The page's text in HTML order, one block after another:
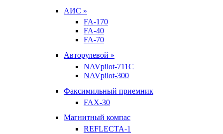
АИС »
FA-170
FA-40
FA-70
Авторулевой »
NAVpilot-711С
NAVpilot-300
Факсимильный приемник
FAX-30
Магнитный компас
REFLECTA-1